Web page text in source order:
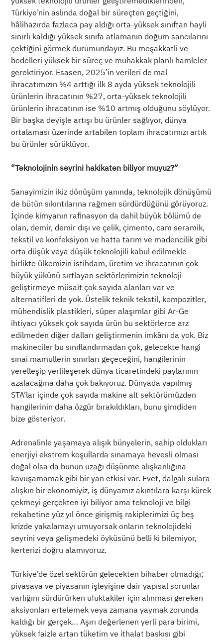
Türkiye’nin aslında doğal bir süreçten geçtiğini,
hâlihazırda fazlaca pay aldığı orta-yüksek sınıftan hayli
sınırlı kaldığı yüksek sınıfa atlamanın doğum sancılarını
çektiğini görmek durumundayız. Bu meşakkatli ve
bedelleri yüksek bir süreç ve muhakkak planlı hamleler
gerektiriyor. Esasen, 2025’in verileri de mal
ihracatımızın %4 arttığı ilk 8 ayda yüksek teknolojili
ürünlerin ihracatının %27, orta-yüksek teknolojili
ürünlerin ihracatının ise %10 artmış olduğunu söylüyor.
Bir başka deyişle artışı bu ürünler sağlıyor, dünya
ortalaması üzerinde artabilen toplam ihracatımızı artık
bu ürünler sürüklüyor.
“Teknolojinin seyrini hakikaten biliyor muyuz?”
Sanayimizin ikiz dönüşüm yanında, teknolojik dönüşümü
de bütün sıkıntılarına rağmen sürdürdüğünü görüyoruz.
İçinde kimyanın rafinasyon da dahil büyük bölümü de
olan, demir, demir dışı ve çelik, çimento, cam seramik,
tekstil ve konfeksiyon ve hatta tarım ve madencilik gibi
orta düşük veya düşük teknolojili kabul edilmekle
birlikte ülkemizin istihdam, üretim ve ihracatının çok
büyük yükünü sırtlayan sektörlerimizin teknoloji
geliştirmeye müsait çok sayıda alanları var ve
alternatifleri de yok. Üstelik teknik tekstil, kompozitler,
mühendislik plastikleri, süper alaşımlar gibi Ar-Ge
ihtiyacı yüksek çok sayıda ürün bu sektörlerce arz
edilmeden diğer dalları geliştirmenin imkânı da yok. Biz
makineciler bu sınıflandırmadan çok, gelecekte hangi
sınai mamullerin sınırları geçeceğini, hangilerinin
yerelleşip yerlileşerek dünya ticaretindeki paylarının
azalacağına daha çok bakıyoruz. Dünyada yapılmış
STA’lar içinde çok sayıda makine alt sektörümüzden
hangilerinin daha özgür bırakıldıkları, bunu şimdiden
bize gösteriyor.
Adrenalinle yaşamaya alışık bünyelerin, sahip oldukları
enerjiyi ekstrem koşullarda sınamaya hevesli olması
doğal olsa da bunun uzağı düşünme alışkanlığına
kavuşamamak gibi bir yan etkisi var. Evet, dalgalı sulara
alışkın bir ekonomiyiz, iş dünyamız akıntılara karşı kürek
çekmeyi gerçekten iyi biliyor ama teknoloji ve bilgi
rekabetine yüz yıl önce girişmiş rakiplerimizi üç beş
krizde yakalamayı umuyorsak onların teknolojideki
seyrini veya gelişmedeki öyküsünü belli ki bilemiyor,
kerterizi doğru alamıyoruz.
Türkiye’de özel sektörün gelecekten bihaber olmadığı;
piyasaya ve piyasanın işleyişine dair yapısal sorunlar
varlığını sürdürürken ufuktakiler için alınması gereken
aksiyonları ertelemek veya zamana yaymak zorunda
kaldığı bir gerçek… Aşırı değerlenen yerli para birimi,
yüksek faizle artan tüketim ve ithalat baskısı gibi